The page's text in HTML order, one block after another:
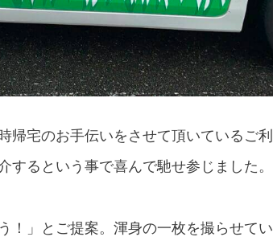
帰宅のお手伝いをさせて頂いているご利
るという事で喜んで馳せ参じました。
！」とご提案。渾身の一枚を撮らせてい